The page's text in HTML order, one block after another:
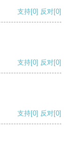
支持[0] 反对[0]
支持[0] 反对[0]
支持[0] 反对[0]